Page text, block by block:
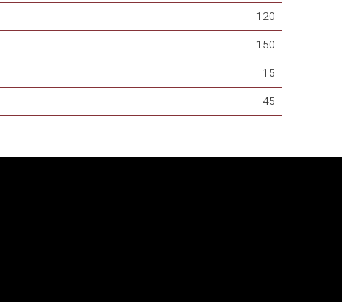
120
150
15
45